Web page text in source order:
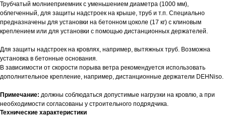
Трубчатый молниеприемник с уменьшением диаметра (1000 мм),
облегченный, для защиты надстроек на крыше, труб и т.п. Специально
предназначены для установки на бетонном цоколе (17 кг) с клиновым
креплением или для установки с помощью дистанционных держателей.
Для защиты надстроек на кровлях, например, вытяжных труб. Возможна
установка в бетонные основания.
В зависимости от скорости порыва ветра рекомендуется использовать
дополнительное крепление, например, дистанционные держатели DEHNiso.
Примечание: должны соблюдаться допустимые нагрузки на кровлю, а при
необходимости согласованы у строительного подрядчика.
Технические характеристики